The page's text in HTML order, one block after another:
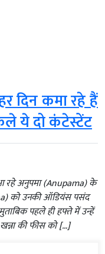
दिन कमा रहे हैं
ये दो कंटेस्टेंट
रहे अनुपमा (Anupama) के
को उनकी ऑडियंस पसंद
पहले ही हफ्ते में उन्हें
की फीस को […]